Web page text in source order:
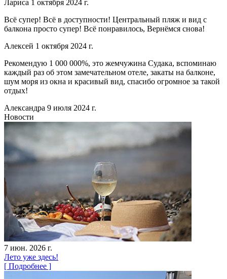
Лариса 1 октября 2024 г.
Всë супер! Всë в доступности! Центральный пляж и вид с
балкона просто супер! Всë понравилось, Вернëмся снова!
Алексей 1 октября 2024 г.
Рекомендую 1 000 000%, это жемчужина Судака, вспоминаю
каждый раз об этом замечательном отеле, закаты на балконе,
шум моря из окна и красивый вид, спасибо огромное за такой
отдых!
Александра 9 июля 2024 г.
Новости
7 июн. 2026 г.
Лето уже здесь!
[ Подробнее ]